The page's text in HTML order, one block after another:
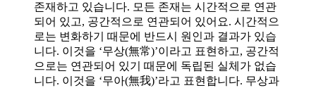
존재하고 있습니다. 모든 존재는 시간적으로 연관
되어 있고, 공간적으로 연관되어 있어요. 시간적으
로는 변화하기 때문에 반드시 원인과 결과가 있습
니다. 이것을 ‘무상(無常)’이라고 표현하고, 공간적
으로는 연관되어 있기 때문에 독립된 실체가 없습
니다. 이것을 ‘무아(無我)’라고 표현합니다. 무상과